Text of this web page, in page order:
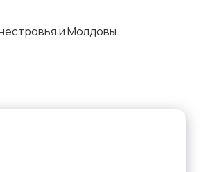
и Молдовы.